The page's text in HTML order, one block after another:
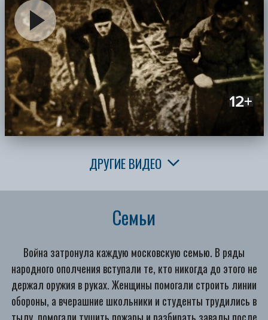
ДРУГИЕ ВИДЕО
Семьи
Война затронула каждую московскую семью. В ряды
народного ополчения вступали те, кто никогда до этого не
держал оружия в руках. Женщины помогали строить линии
обороны, а вчерашние школьники и студенты трудились в